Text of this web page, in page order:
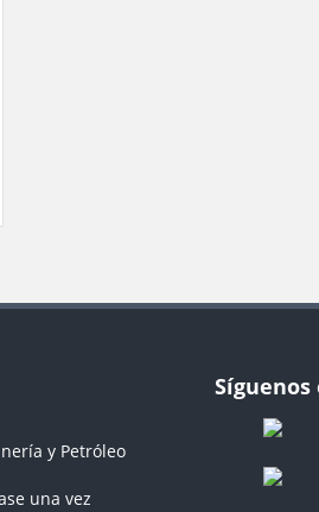
y Petróleo
una vez
Síguenos